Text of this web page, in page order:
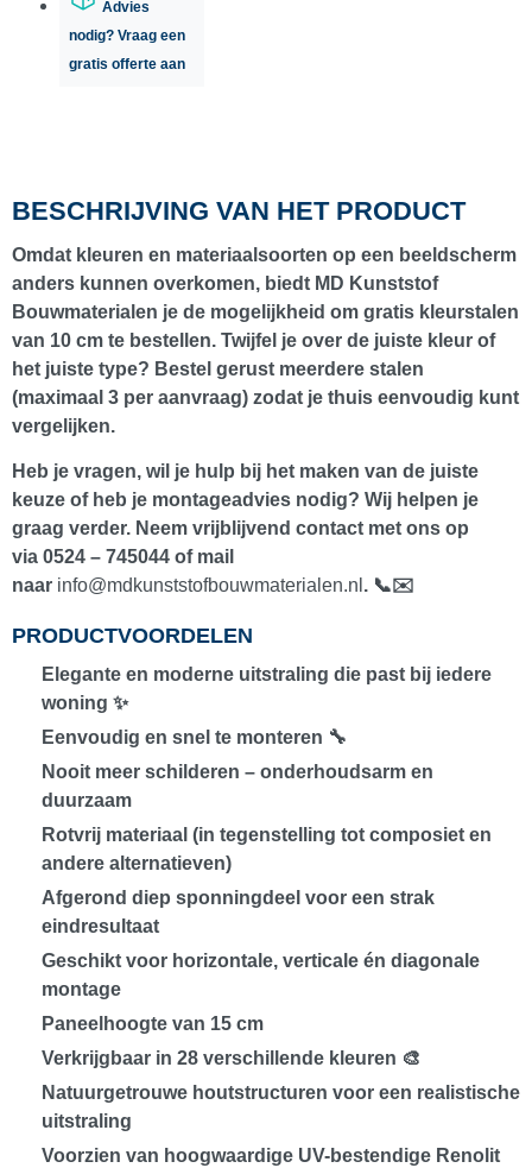
Advies
nodig? Vraag een
gratis offerte aan
BESCHRIJVING VAN HET PRODUCT
Omdat kleuren en materiaalsoorten op een beeldscherm
anders kunnen overkomen, biedt MD Kunststof
Bouwmaterialen je de mogelijkheid om gratis kleurstalen
van 10 cm te bestellen. Twijfel je over de juiste kleur of
het juiste type? Bestel gerust meerdere stalen
(maximaal 3 per aanvraag) zodat je thuis eenvoudig kunt
vergelijken.
Heb je vragen, wil je hulp bij het maken van de juiste
keuze of heb je montageadvies nodig? Wij helpen je
graag verder. Neem vrijblijvend contact met ons op
via 0524 – 745044 of mail
naar info@mdkunststofbouwmaterialen.nl . 📞✉️
PRODUCTVOORDELEN
Elegante en moderne uitstraling die past bij iedere
woning ✨
Eenvoudig en snel te monteren 🔧
Nooit meer schilderen – onderhoudsarm en
duurzaam
Rotvrij materiaal (in tegenstelling tot composiet en
andere alternatieven)
Afgerond diep sponningdeel voor een strak
eindresultaat
Geschikt voor horizontale, verticale én diagonale
montage
Paneelhoogte van 15 cm
Verkrijgbaar in 28 verschillende kleuren 🎨
Natuurgetrouwe houtstructuren voor een realistische
uitstraling
Voorzien van hoogwaardige UV-bestendige Renolit